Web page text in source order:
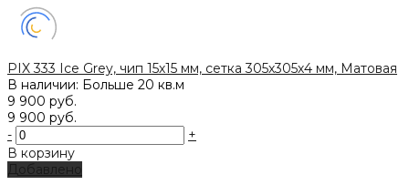
PIX 333 Ice Grey, чип 15х15 мм, сетка 305х305х4 мм, Матовая
В наличии: Больше 20 кв.м
9 900 руб.
9 900 руб.
-
+
В корзину
Добавлено